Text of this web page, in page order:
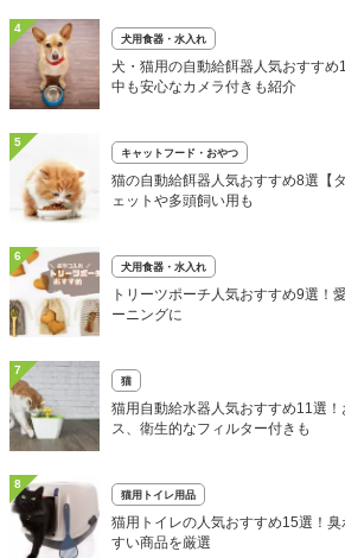
4
犬用食器・水入れ
犬・猫用の自動給餌器人気おすす
中も安心なカメラ付きも紹介
5
キャットフード・おやつ
猫の自動給餌器人気おすすめ8選【
ェットや多頭飼い用も
6
犬用食器・水入れ
トリーツポーチ人気おすすめ9選！
ーニングに
7
猫
猫用自動給水器人気おすすめ11選
ス、衛生的なフィルター付きも
8
猫用トイレ用品
猫用トイレの人気おすすめ15選！
すい商品を厳選